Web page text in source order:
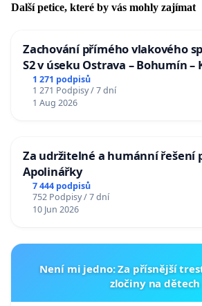
Další petice, které by vás mohly zajímat
Zachování přímého vlakového
S2 v úseku Ostrava – Bohumín –
u Jablunkova
1 271 podpisů
1 271 Podpisy / 7 dní
1 Aug 2026
Za udržitelné a humánní řešení
Apolinářky
7 444 podpisů
752 Podpisy / 7 dní
10 Jun 2026
Není mi jedno: Za přísnější
zločiny na dětech